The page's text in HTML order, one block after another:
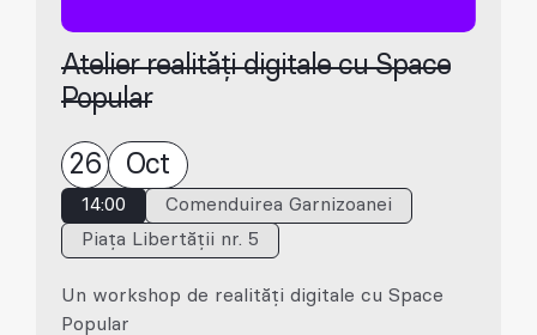
Atelier realități digitale cu Space
Popular
26 Oct
14:00
Comenduirea Garnizoanei
Piața Libertății nr. 5
Un workshop de realități digitale cu Space
Popular